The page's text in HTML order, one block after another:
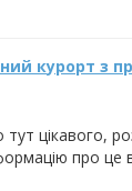
курорт з
цікавого,
про це